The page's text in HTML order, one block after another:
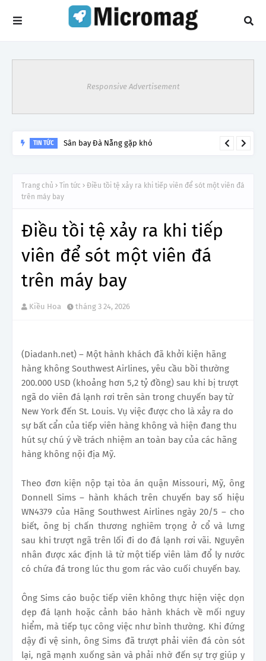
Responsive Advertisement
Trang chủ Tin tức
Điều tồi tệ xảy ra khi tiếp viên để sót một viên đá
trên máy bay
Điều tồi tệ xảy ra khi tiếp
viên để sót một viên đá
trên máy bay
Kiều Hoa tháng 3 24, 2026
(Diadanh.net) – Một hành khách đã khởi kiện hãng
hàng không Southwest Airlines, yêu cầu bồi thường
200.000 USD (khoảng hơn 5,2 tỷ đồng) sau khi bị trượt
ngã do viên đá lạnh rơi trên sàn trong chuyến bay từ
New York đến St. Louis. Vụ việc được cho là xảy ra do
sự bất cẩn của tiếp viên hàng không và hiện đang thu
hút sự chú ý về trách nhiệm an toàn bay của các hãng
hàng không nội địa Mỹ.
Theo đơn kiện nộp tại tòa án quận Missouri, Mỹ, ông
Donnell Sims – hành khách trên chuyến bay số hiệu
WN4379 của Hãng Southwest Airlines ngày 20/5 – cho
biết, ông bị chấn thương nghiêm trọng ở cổ và lưng
sau khi trượt ngã trên lối đi do đá lạnh rơi vãi. Nguyên
nhân được xác định là từ một tiếp viên làm đổ ly nước
có chứa đá trong lúc thu gom rác vào cuối chuyến bay.
Ông Sims cáo buộc tiếp viên không thực hiện việc dọn
dẹp đá lạnh hoặc cảnh báo hành khách về mối nguy
hiểm, mà tiếp tục công việc như bình thường. Khi đứng
dậy đi vệ sinh, ông Sims đã trượt phải viên đá còn sót
lại, ngã mạnh xuống sàn và phải nhờ đến sự trợ giúp y